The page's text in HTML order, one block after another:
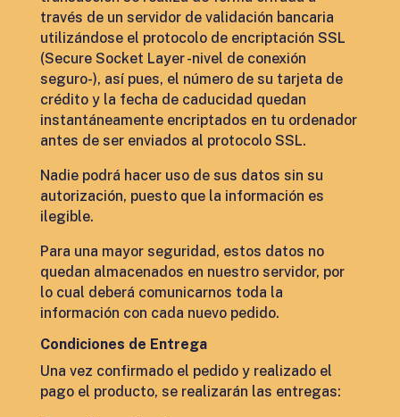
través de un servidor de validación bancaria
utilizándose el protocolo de encriptación SSL
(Secure Socket Layer -nivel de conexión
seguro-), así pues, el número de su tarjeta de
crédito y la fecha de caducidad quedan
instantáneamente encriptados en tu ordenador
antes de ser enviados al protocolo SSL.
Nadie podrá hacer uso de sus datos sin su
autorización, puesto que la información es
ilegible.
Para una mayor seguridad, estos datos no
quedan almacenados en nuestro servidor, por
lo cual deberá comunicarnos toda la
información con cada nuevo pedido.
Condiciones de Entrega
Una vez confirmado el pedido y realizado el
pago el producto, se realizarán las entregas: